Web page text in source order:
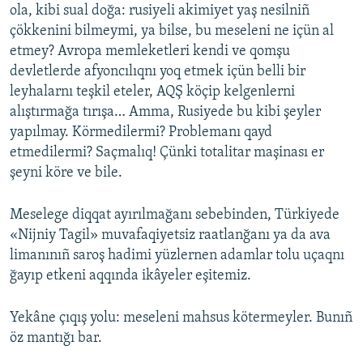
ola, kibi sual doğa: rusiyeli akimiyet yaş nesilniñ
çökkenini bilmeymi, ya bilse, bu meseleni ne içün al
etmey? Avropa memleketleri kendi ve qomşu
devletlerde afyoncılıqnı yoq etmek içün belli bir
leyhalarnı teşkil eteler, AQŞ köçip kelgenlerni
alıştırmağa tırışa… Amma, Rusiyede bu kibi şeyler
yapılmay. Körmedilermi? Problemanı qayd
etmedilermi? Saçmalıq! Çünki totalitar maşinası er
şeyni köre ve bile.
Meselege diqqat ayırılmağanı sebebinden, Türkiyede
«Nijniy Tagil» muvafaqiyetsiz raatlanğanı ya da ava
limanınıñ saroş hadimi yüzlernen adamlar tolu uçaqnı
ğayıp etkeni aqqında ikâyeler eşitemiz.
Yekâne çıqış yolu: meseleni mahsus kötermeyler. Bunıñ
öz mantığı bar.